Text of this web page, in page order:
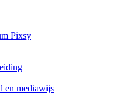
Pixsy
en mediawijs